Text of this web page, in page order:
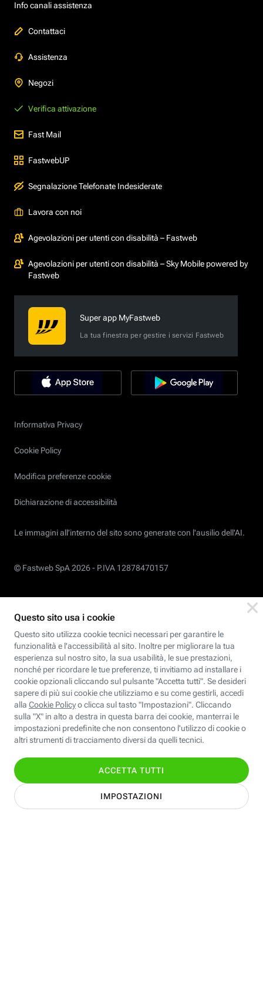
Info canali assistenza
Contattaci
Assistenza
Negozi
Verifica attivazione
Fast Mail
FastwebUP
Segnalazione Telefonate Indesiderate
Lavora con noi
Agevolazioni per utenti con disabilità – Fastweb
Agevolazioni per utenti con disabilità – Sky Mobile powered by
Fastweb
Super app MyFastweb
La tua finestra per gestire i servizi Fastweb
Informativa Privacy
Cookie Policy
Modifica preferenze cookie
Dichiarazione di accessibilità
Le immagini all’interno del sito sono generate con l'ausilio dell'AI.
© Fastweb SpA 2026 - P.IVA 12878470157